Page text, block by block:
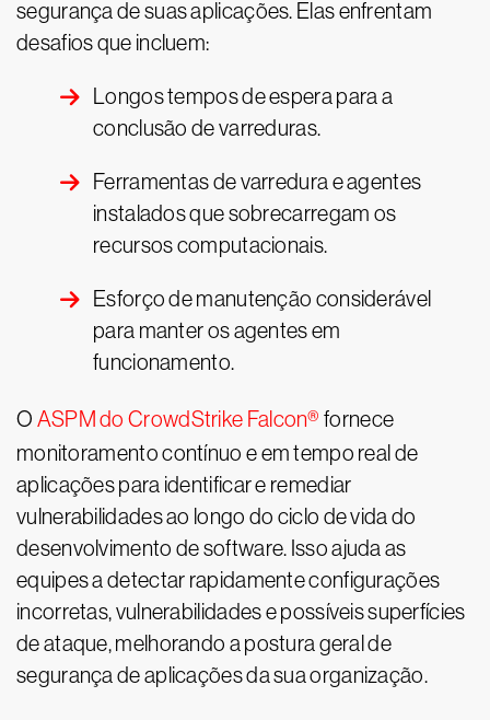
segurança de suas aplicações. Elas enfrentam
desafios que incluem:
Longos tempos de espera para a
conclusão de varreduras.
Ferramentas de varredura e agentes
instalados que sobrecarregam os
recursos computacionais.
Esforço de manutenção considerável
para manter os agentes em
funcionamento.
O ASPM do CrowdStrike Falcon® fornece
monitoramento contínuo e em tempo real de
aplicações para identificar e remediar
vulnerabilidades ao longo do ciclo de vida do
desenvolvimento de software. Isso ajuda as
equipes a detectar rapidamente configurações
incorretas, vulnerabilidades e possíveis superfícies
de ataque, melhorando a postura geral de
segurança de aplicações da sua organização.